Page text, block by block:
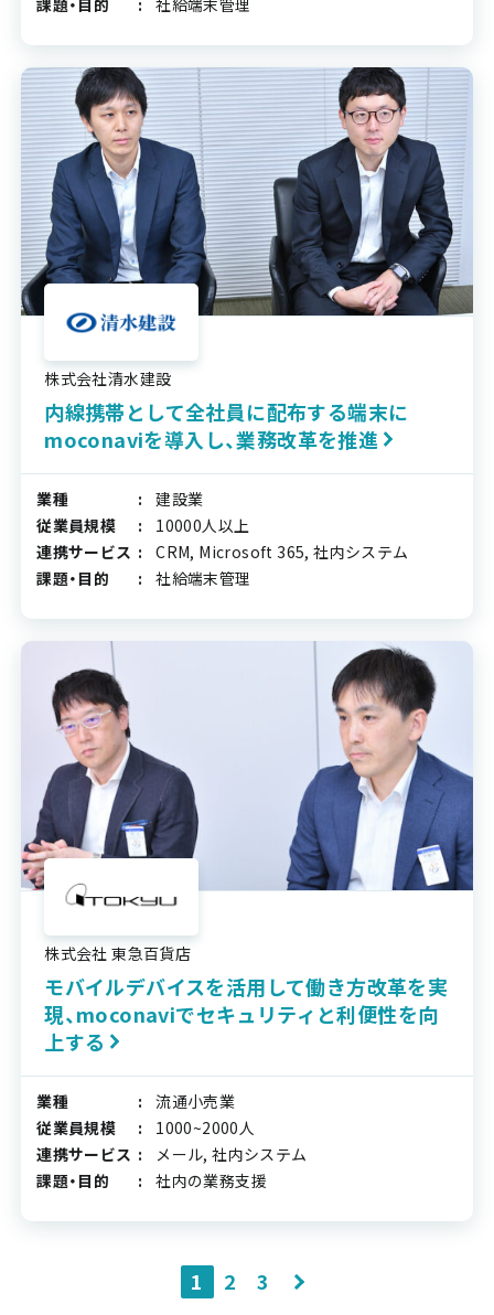
株式会社清水建設
内線携帯として全社員に配布する端末に
moconaviを導入し、業務改革を推進
業種
建設業
従業員規模
10000人以上
連携サービス
CRM, Microsoft 365, 社内システム
課題・目的
社給端末管理
株式会社 東急百貨店
モバイルデバイスを活用して働き方改革を実
現、moconaviでセキュリティと利便性を向
上する
業種
流通小売業
従業員規模
1000~2000人
連携サービス
メール, 社内システム
課題・目的
社内の業務支援
投
1 2 3